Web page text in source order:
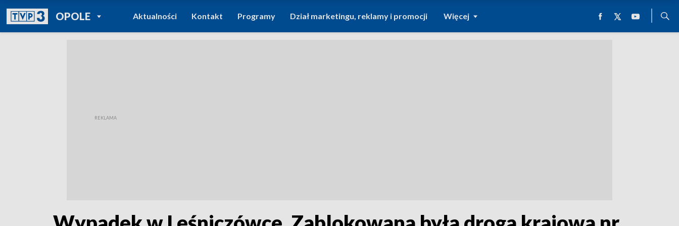
OPOLEPOWRÓT DO
TVP REGIONY
Aktualności Kontakt Programy Dział marketingu, reklamy i promocji Więcej